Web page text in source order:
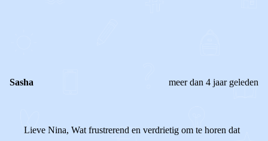
Sasha meer dan 4 jaar geleden
Lieve Nina, Wat frustrerend en verdrietig om te horen dat